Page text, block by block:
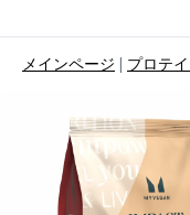
メインページ プロテ